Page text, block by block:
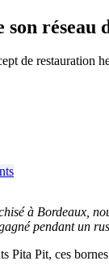
son réseau
de
à Bordeaux,
pendant un
Pit, ces